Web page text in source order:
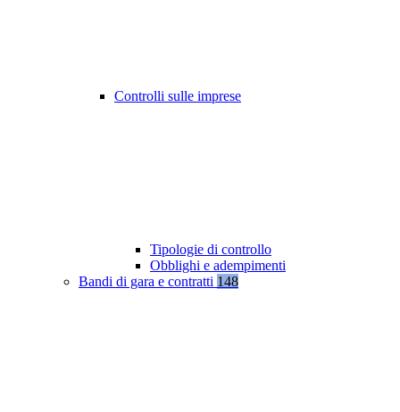
Controlli sulle imprese
Tipologie di controllo
Obblighi e adempimenti
Bandi di gara e contratti 148